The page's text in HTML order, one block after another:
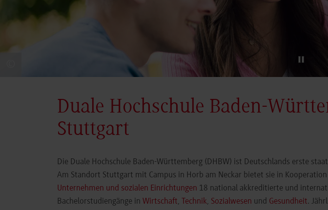
Duale Hochschule Baden-
Stuttgart
Die Duale Hochschule Baden-Württemberg (DHBW) ist Deutschlands erste
Am Standort Stuttgart mit Campus in Horb am Neckar bietet sie in
Unternehmen und sozialen Einrichtungen 18 national akkreditierte und
Bachelorstudiengänge in Wirtschaft, Technik, Sozialwesen und Gesundheit.